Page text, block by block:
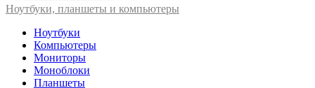
Ноутбуки, планшеты и компьютеры
Ноутбуки
Компьютеры
Мониторы
Моноблоки
Планшеты